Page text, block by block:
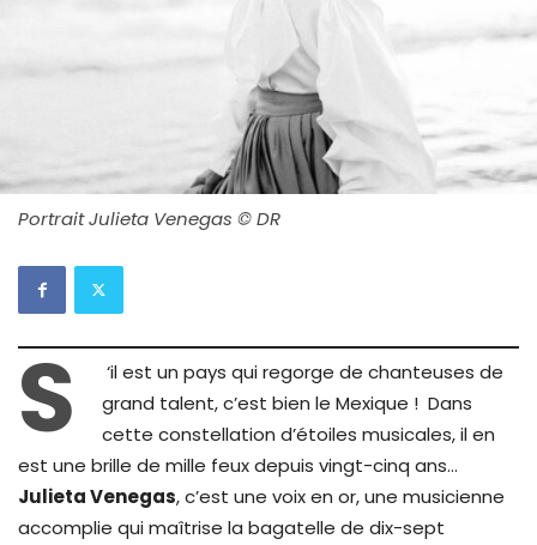
Portrait Julieta Venegas © DR
S
‘il est un pays qui regorge de chanteuses de
grand talent, c’est bien le Mexique ! Dans
cette constellation d’étoiles musicales, il en
est une brille de mille feux depuis vingt-cinq ans…
Julieta Venegas, c’est une voix en or, une musicienne
accomplie qui maîtrise la bagatelle de dix-sept